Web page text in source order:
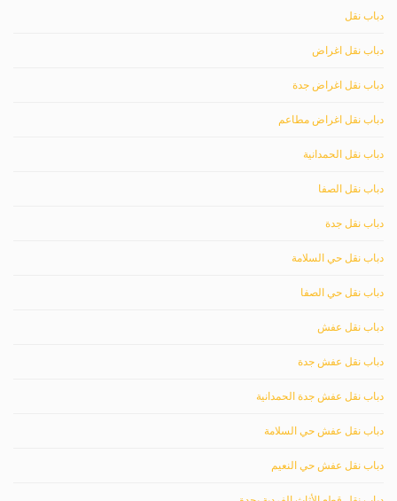
دباب نقل
دباب نقل اغراض
دباب نقل اغراض جدة
دباب نقل اغراض مطاعم
دباب نقل الحمدانية
دباب نقل الصفا
دباب نقل جدة
دباب نقل حي السلامة
دباب نقل حي الصفا
دباب نقل عفش
دباب نقل عفش جدة
دباب نقل عفش جدة الحمدانية
دباب نقل عفش حي السلامة
دباب نقل عفش حي النعيم